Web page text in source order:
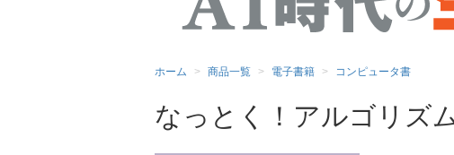
ホーム 商品一覧 電子書籍 コンピュータ書
なっとく！アルゴリズ